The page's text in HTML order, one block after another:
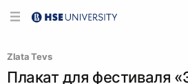
Zlata Tevs
Плакат для фестиваля